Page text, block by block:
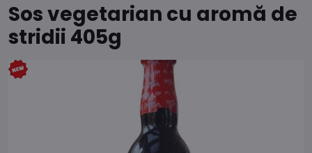
Sos vegetarian cu aromă de
stridii 405g